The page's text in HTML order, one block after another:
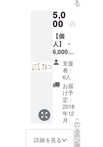
びに絶
対はず
せない
７つの
チェッ
クポイ
ント」
(10,000
円相
当） 代
表歯科
医師に
よる、
世界レ
ベルの
知って
おきた
る
5,0
00 円
【個
人】 ・
6,000円
分のフ
ロス回
数券
（ベイ
シック
フロス
６回
分） ・
５日間
の口臭
予防メ
支援
者：
6人
お届
け予
定：
2018
年12
月
詳細を見る
こ
の
リ
タ
ー
ン
を